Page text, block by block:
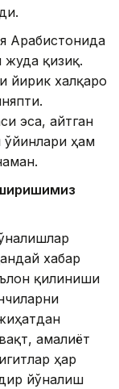
Арабистонида
қизиқ.
йирик халқаро
эса, айтган
ҳам
хабар
қилиниши
амалиёт
ҳар
йўналиш